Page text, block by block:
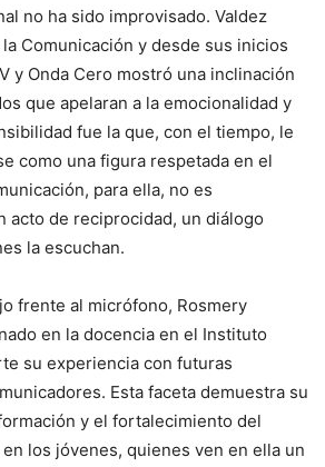
no ha sido improvisado. Valdez
Comunicación y desde sus inicios
y Onda Cero mostró una inclinación
que apelaran a la emocionalidad y
fue la que, con el tiempo, le
como una figura respetada en el
para ella, no es
acto de reciprocidad, un diálogo
la escuchan.
frente al micrófono, Rosmery
en la docencia en el Instituto
su experiencia con futuras
Esta faceta demuestra su
y el fortalecimiento del
los jóvenes, quienes ven en ella un